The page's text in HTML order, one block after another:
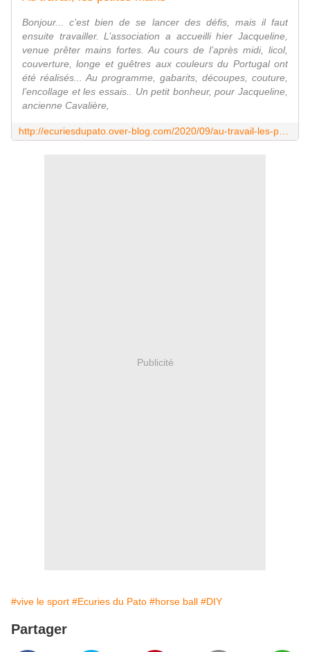
Bonjour... c’est bien de se lancer des défis, mais il faut
ensuite travailler. L’association a accueilli hier Jacqueline,
venue prêter mains fortes. Au cours de l’après midi, licol,
couverture, longe et guêtres aux couleurs du Portugal ont
été réalisés... Au programme, gabarits, découpes, couture,
l’encollage et les essais.. Un petit bonheur, pour Jacqueline,
ancienne Cavalière,
Publicité
#vive le sport #Ecuries du Pato #horse ball #DIY
Partager